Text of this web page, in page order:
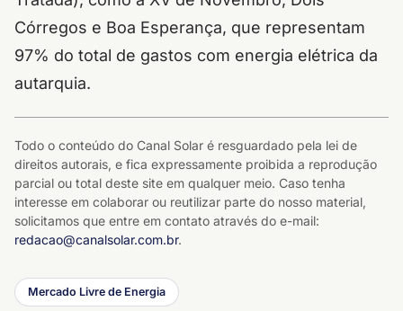
Córregos e Boa Esperança, que representam
97% do total de gastos com energia elétrica da
autarquia.
Todo o conteúdo do Canal Solar é resguardado pela lei de
direitos autorais, e fica expressamente proibida a reprodução
parcial ou total deste site em qualquer meio. Caso tenha
interesse em colaborar ou reutilizar parte do nosso material,
solicitamos que entre em contato através do e-mail:
redacao@canalsolar.com.br.
Mercado Livre de Energia